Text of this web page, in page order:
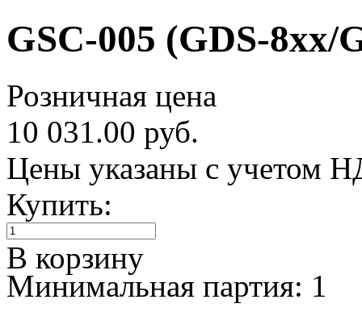
GSC-005 (GDS-8xx/
Розничная цена
10 031.00 руб.
Цены указаны с учетом
Купить:
В корзину
Минимальная партия: 1